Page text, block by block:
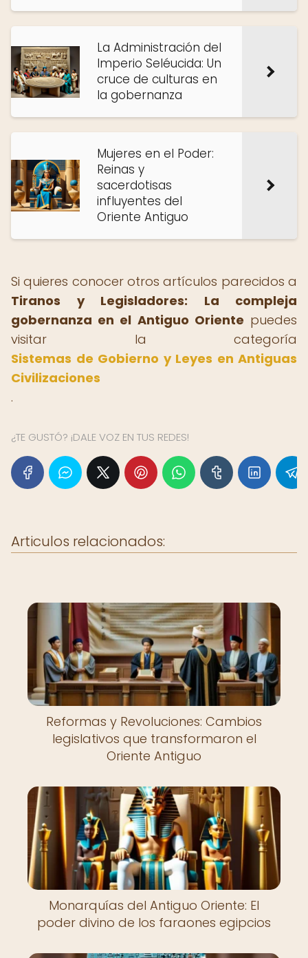
La Administración del
Imperio Seléucida: Un
cruce de culturas en
la gobernanza
Mujeres en el Poder:
Reinas y
sacerdotisas
influyentes del
Oriente Antiguo
Si quieres conocer otros artículos parecidos a
Tiranos y Legisladores: La compleja
gobernanza en el Antiguo Oriente puedes
visitar la categoría
Sistemas de Gobierno y Leyes en Antiguas
Civilizaciones
.
¿TE GUSTÓ? ¡DALE VOZ EN TUS REDES!
Articulos relacionados:
Reformas y Revoluciones: Cambios
legislativos que transformaron el
Oriente Antiguo
Monarquías del Antiguo Oriente: El
poder divino de los faraones egipcios